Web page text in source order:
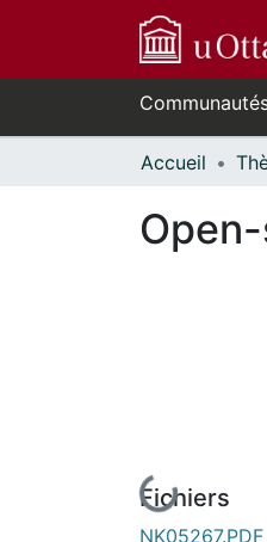
Accueil
Fichiers
NK05267.PDF